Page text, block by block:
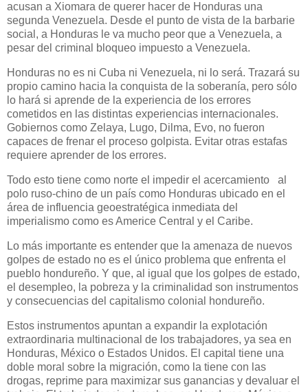
acusan a Xiomara de querer hacer de Honduras una
segunda Venezuela. Desde el punto de vista de la barbarie
social, a Honduras le va mucho peor que a Venezuela, a
pesar del criminal bloqueo impuesto a Venezuela.
Honduras no es ni Cuba ni Venezuela, ni lo será. Trazará su
propio camino hacia la conquista de la soberanía, pero sólo
lo hará si aprende de la experiencia de los errores
cometidos en las distintas experiencias internacionales.
Gobiernos como Zelaya, Lugo, Dilma, Evo, no fueron
capaces de frenar el proceso golpista. Evitar otras estafas
requiere aprender de los errores.
Todo esto tiene como norte el impedir el acercamiento al
polo ruso-chino de un país como Honduras ubicado en el
área de influencia geoestratégica inmediata del
imperialismo como es Americe Central y el Caribe.
Lo más importante es entender que la amenaza de nuevos
golpes de estado no es el único problema que enfrenta el
pueblo hondureño. Y que, al igual que los golpes de estado,
el desempleo, la pobreza y la criminalidad son instrumentos
y consecuencias del capitalismo colonial hondureño.
Estos instrumentos apuntan a expandir la explotación
extraordinaria multinacional de los trabajadores, ya sea en
Honduras, México o Estados Unidos. El capital tiene una
doble moral sobre la migración, como la tiene con las
drogas, reprime para maximizar sus ganancias y devaluar el